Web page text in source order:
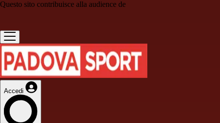
Questo sito contribuisce alla audience de
Accedi